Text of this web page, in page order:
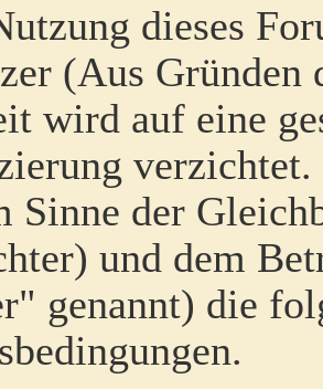
dieses
(Aus Gründen
wird auf eine
Sinne der
und dem
genannt) die